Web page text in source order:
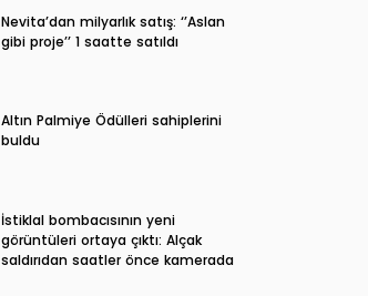
Nevita’dan milyarlık satış: ‘’Aslan
gibi proje’’ 1 saatte satıldı
Altın Palmiye Ödülleri sahiplerini
buldu
İstiklal bombacısının yeni
görüntüleri ortaya çıktı: Alçak
saldırıdan saatler önce kamerada